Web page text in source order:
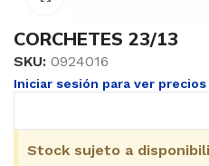
CORCHETES 23/13
SKU: 0924016
Iniciar sesión para ver precios
Stock sujeto a